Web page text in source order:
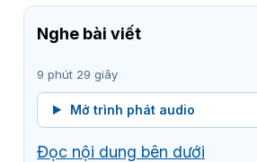
Nghe bài viết
9 phút 29 giây
Mở trình phát audio
Đọc nội dung bên dưới